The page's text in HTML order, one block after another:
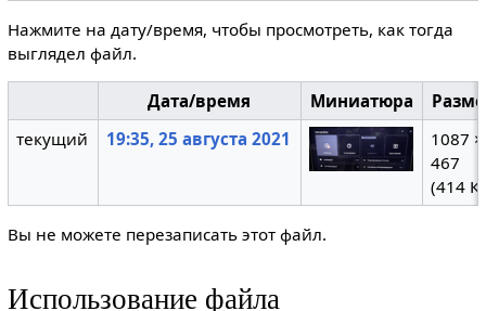
Нажмите на дату/время, чтобы просмотреть, как тогда
выглядел файл.
Дата/время Миниатюра
текущий
19:35, 25 августа 2021
1087 ×
467
(414
Вы не можете перезаписать этот файл.
Использование файла